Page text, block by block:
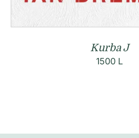
Kurba J
1500 L